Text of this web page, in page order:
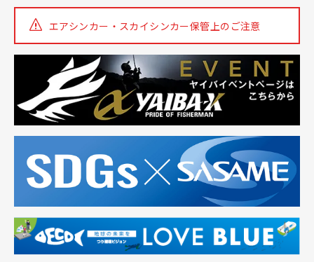
エアシンカー・スカイシンカー保管上のご注意